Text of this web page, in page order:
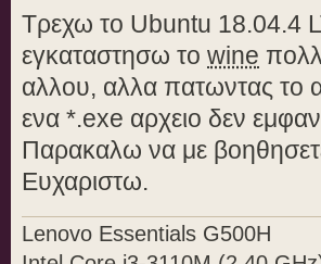
Τρεχω το Ubuntu 18.04.4
εγκαταστησω το wine
αλλου, αλλα πατωντας το
ενα *.exe αρχειο δεν
Παρακαλω να με
Ευχαριστω.
Lenovo Essentials G500H